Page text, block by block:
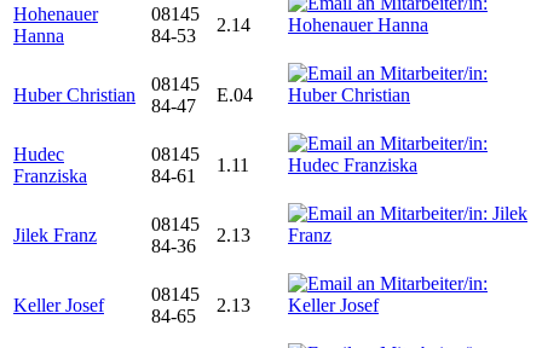
Hohenauer
Hanna
08145
84-53
2.14
Huber Christian
08145
84-47
E.04
Hudec
Franziska
08145
84-61
1.11
Jilek Franz
08145
84-36
2.13
Keller Josef
08145
84-65
2.13